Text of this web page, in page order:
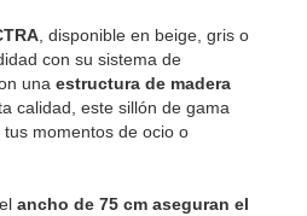
, disponible en beige, gris o
con su sistema de
una estructura de madera
calidad, este sillón de gama
momentos de ocio o
ancho de 75 cm aseguran el